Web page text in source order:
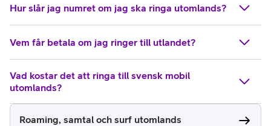
Hur slår jag numret om jag ska ringa utomlands?
Vem får betala om jag ringer till utlandet?
Vad kostar det att ringa till svensk mobil
utomlands?
Roaming, samtal och surf utomlands